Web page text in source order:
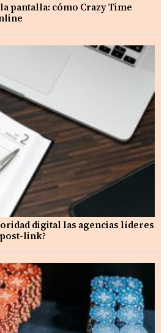
pantalla: cómo Crazy Time
digital las agencias líderes
link?